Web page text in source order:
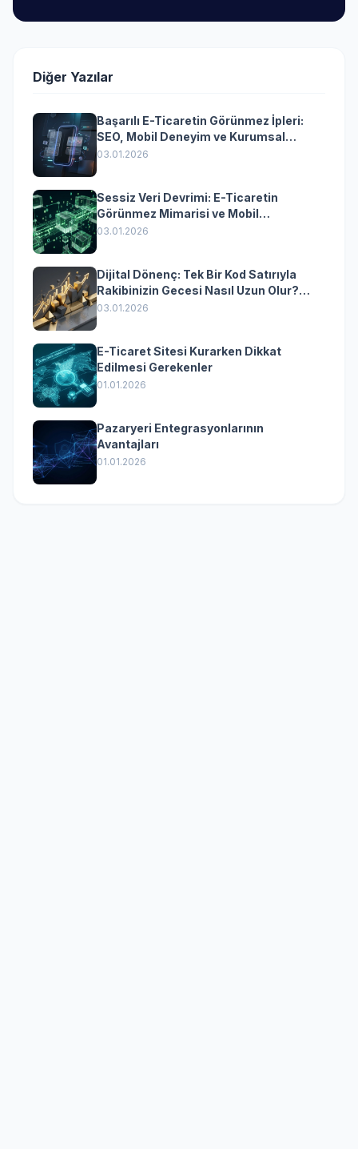
Diğer Yazılar
Başarılı E-Ticaretin Görünmez İpleri:
SEO, Mobil Deneyim ve Kurumsal
Yazılımın Kazandıran Senkronizasyonu
03.01.2026
Sessiz Veri Devrimi: E-Ticaretin
Görünmez Mimarisi ve Mobil
Dönüşümün Kurumsal Anahtarı
03.01.2026
Dijital Dönenç: Tek Bir Kod Satırıyla
Rakibinizin Gecesi Nasıl Uzun Olur?
(Kurumsal Yazılımın Güçlü Rolü)
03.01.2026
E-Ticaret Sitesi Kurarken Dikkat
Edilmesi Gerekenler
01.01.2026
Pazaryeri Entegrasyonlarının
Avantajları
01.01.2026